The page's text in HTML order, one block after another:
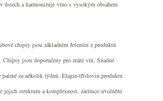
a harmonizuje víno s vysokým obsahem
chipsy jsou základním řešením z produktů
jsou doporučeny pro zrání vín. Snadné
za několik týdnů. Elagin-tříslovin produktu
jejich strukturu a komplexnost, zatímco uvolnění